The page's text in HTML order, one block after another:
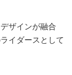
ザインが融合
イダースとして